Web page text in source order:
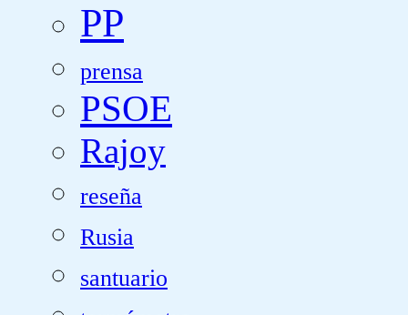
PP
prensa
PSOE
Rajoy
reseña
Rusia
santuario